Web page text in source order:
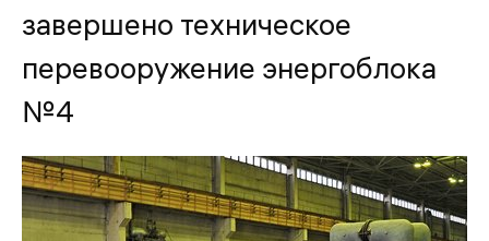
завершено техническое
перевооружение энергоблока
№4